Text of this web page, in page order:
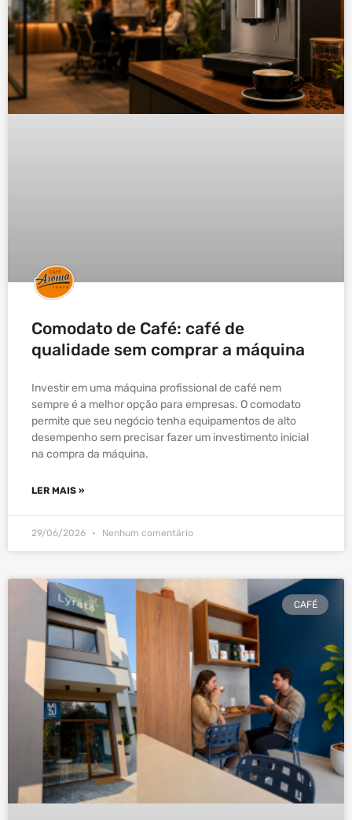
Comodato de Café: café de
qualidade sem comprar a máquina
Investir em uma máquina profissional de café nem
sempre é a melhor opção para empresas. O comodato
permite que seu negócio tenha equipamentos de alto
desempenho sem precisar fazer um investimento inicial
na compra da máquina.
LER MAIS »
29/06/2026 Nenhum comentário
CAFÉ